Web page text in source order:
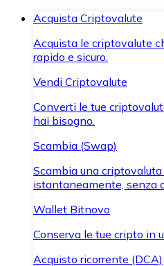
Acquista Criptovalute
Acquista le criptovalute
rapido e sicuro.
Vendi Criptovalute
Converti le tue
hai bisogno.
Scambia (Swap)
Scambia una
istantaneamente, senza
Wallet Bitnovo
Conserva le tue cripto in
Acquisto ricorrente (DCA)